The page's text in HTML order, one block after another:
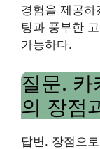
경험을 제공하
팅과 풍부한
가능하다.
질문. 카
의 장점
답변. 장점으